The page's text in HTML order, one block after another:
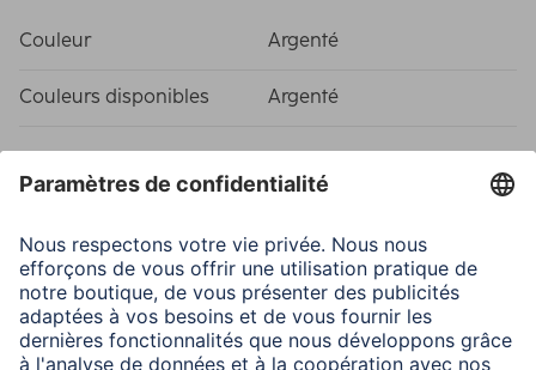
Couleur Argenté
Couleurs disponibles Argenté
Caractéristiques techniques
Affichage Analogique
Affichage Analogique